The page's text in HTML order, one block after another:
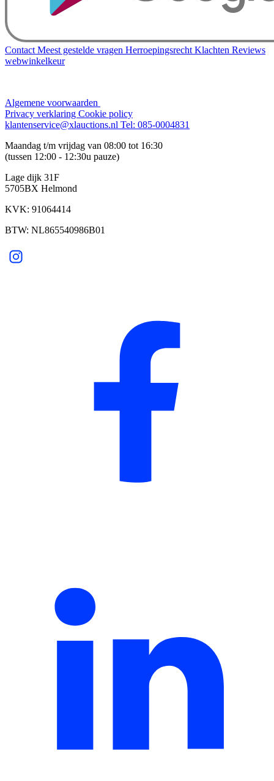
Contact Meest gestelde vragen Herroepingsrecht Klachten Reviews
webwinkelkeur
Algemene voorwaarden
Privacy verklaring Cookie policy
klantenservice@xlauctions.nl Tel: 085-0004831
Maandag t/m vrijdag van 08:00 tot 16:30
(tussen 12:00 - 12:30u pauze)
Lage dijk 31F
5705BX Helmond
KVK: 91064414
BTW: NL865540986B01